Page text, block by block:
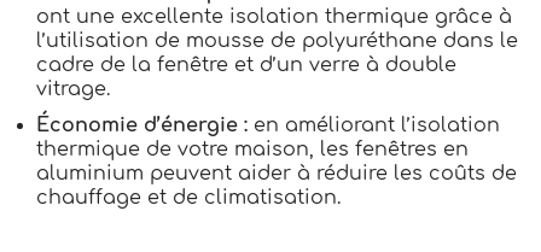
ont une excellente isolation thermique grâce à
l’utilisation de mousse de polyuréthane dans le
cadre de la fenêtre et d’un verre à double
vitrage.
Économie d’énergie : en améliorant l’isolation
thermique de votre maison, les fenêtres en
aluminium peuvent aider à réduire les coûts de
chauffage et de climatisation.